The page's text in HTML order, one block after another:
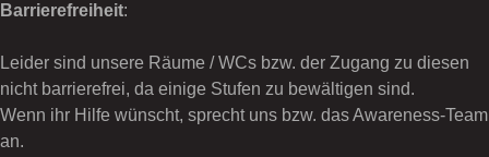
Barrierefreiheit:
Leider sind unsere Räume / WCs bzw. der Zugang zu diesen
nicht barrierefrei, da einige Stufen zu bewältigen sind.
Wenn ihr Hilfe wünscht, sprecht uns bzw. das Awareness-Team
an.